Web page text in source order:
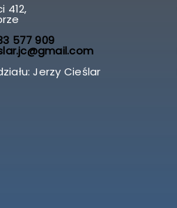
412,
577 909
Jerzy Cieślar